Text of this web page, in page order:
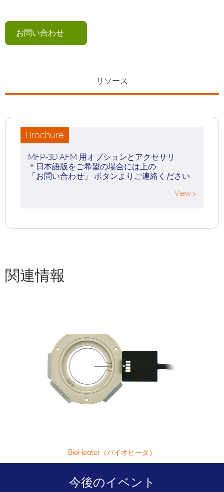
お問い合わせ
リソース
Brochure
MFP-3D AFM 用オプションとアクセサリ
＊日本語版をご希望の場合には上の
「お問い合わせ」 ボタンよりご連絡ください
View >
関連情報
BioHeater（バイオヒータ）
今後のイベント